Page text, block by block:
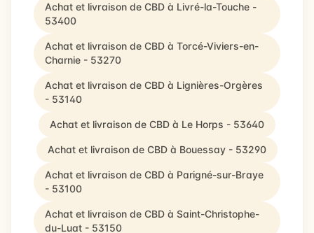
Achat et livraison de CBD à Livré-la-Touche -
53400
Achat et livraison de CBD à Torcé-Viviers-en-
Charnie - 53270
Achat et livraison de CBD à Lignières-Orgères
- 53140
Achat et livraison de CBD à Le Horps - 53640
Achat et livraison de CBD à Bouessay - 53290
Achat et livraison de CBD à Parigné-sur-Braye
- 53100
Achat et livraison de CBD à Saint-Christophe-
du-Luat - 53150